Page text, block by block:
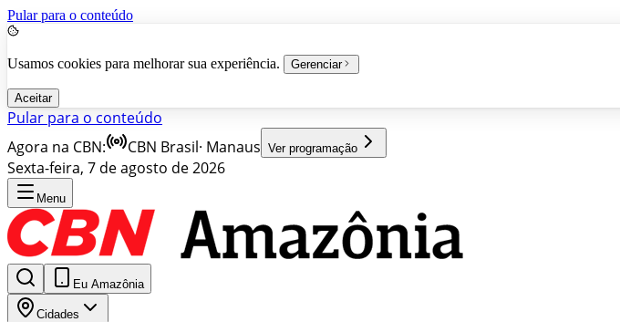
Pular para o conteúdo
Usamos cookies para melhorar sua experiência. Gerenciar
Aceitar
Pular para o conteúdo
Agora na CBN:
CBN Brasil· Manaus Ver programação
Sexta-feira, 7 de agosto de 2026
Menu
Eu Amazônia
Cidades